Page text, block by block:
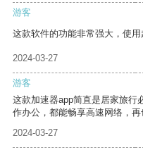
游客
这款软件的功能非常强大，使用
2024-03-27
游客
这款加速器app简直是居家旅行
作办公，都能畅享高速网络，再
2024-03-27